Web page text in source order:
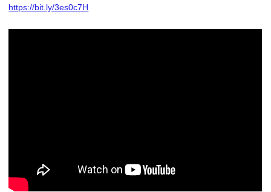
https://bit.ly/3es0c7H